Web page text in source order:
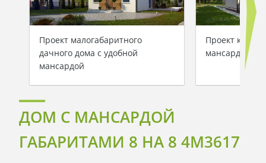
Проект малогабаритного
дачного дома с удобной
мансардой
Проект
мансардой 80
ДОМ С МАНСАРДОЙ
ГАБАРИТАМИ 8 НА 8 4M3617